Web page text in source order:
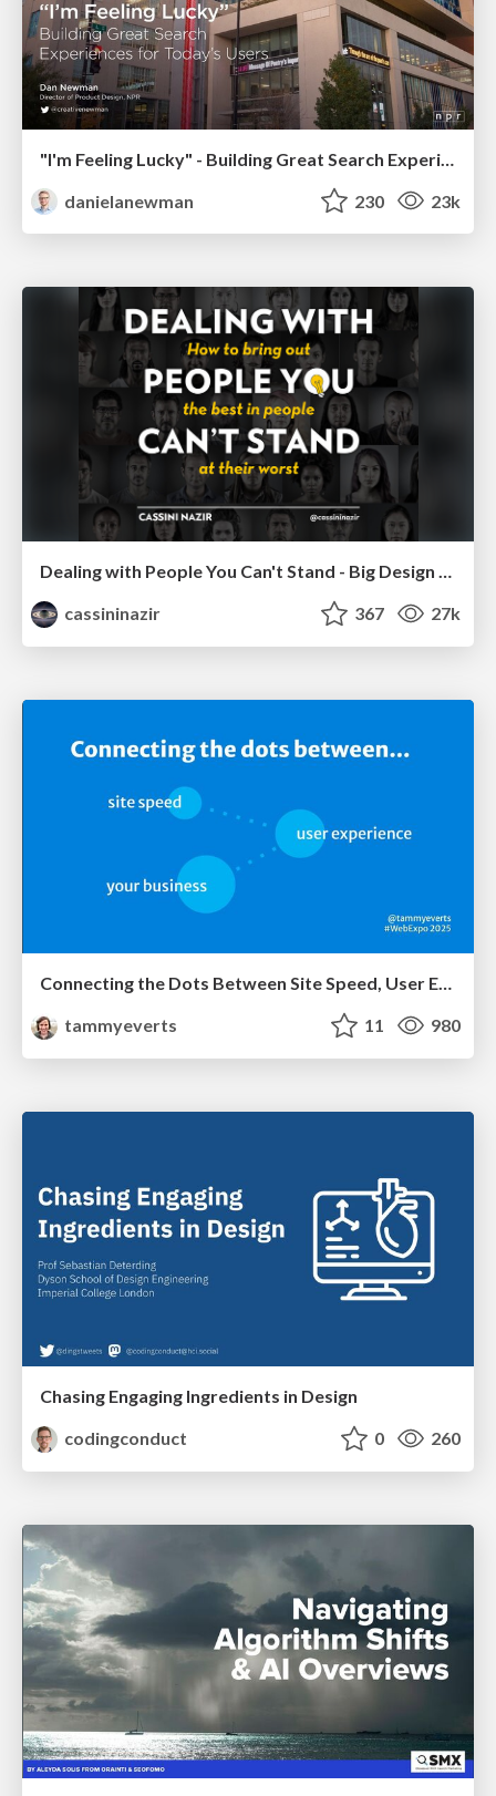
danielanewman
230 23k
Dealing with People You Can't Stand - Big Design 2015
cassininazir
367 27k
Connecting the Dots Between Site Speed, User Experience & Your Business [WebExpo 2025]
tammyeverts
11 980
Chasing Engaging Ingredients in Design
codingconduct
0 260